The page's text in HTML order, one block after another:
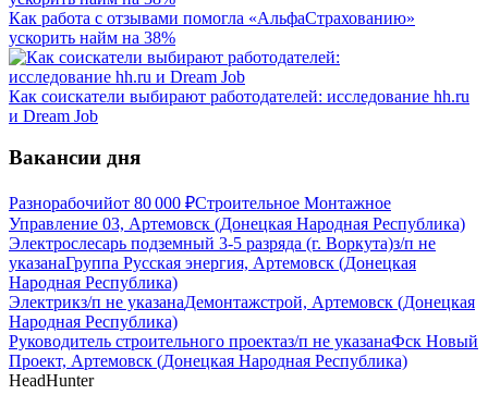
Как работа с отзывами помогла «АльфаСтрахованию»
ускорить найм на 38%
Как соискатели выбирают работодателей: исследование hh.ru
и Dream Job
Вакансии дня
Разнорабочийот 80 000 ₽Строительное Монтажное
Управление 03, Артемовск (Донецкая Народная Республика)
Электрослесарь подземный 3-5 разряда (г. Воркута)з/п не
указанаГруппа Русская энергия, Артемовск (Донецкая
Народная Республика)
Электрикз/п не указанаДемонтажстрой, Артемовск (Донецкая
Народная Республика)
Руководитель строительного проектаз/п не указанаФск Новый
Проект, Артемовск (Донецкая Народная Республика)
HeadHunter